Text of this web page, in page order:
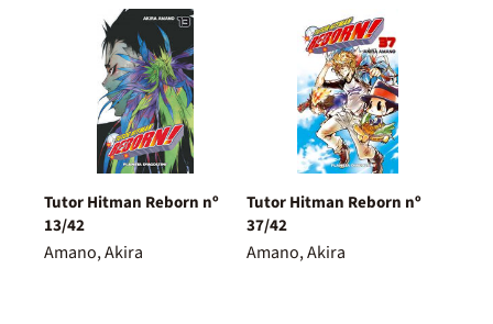
Tutor Hitman Reborn nº
13/42
Amano, Akira
Tutor Hitman Reborn nº
37/42
Amano, Akira